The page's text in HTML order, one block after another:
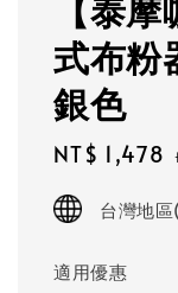
【泰
式布粉
銀色
Sale
NT$ 1,478
台灣地
適用優惠